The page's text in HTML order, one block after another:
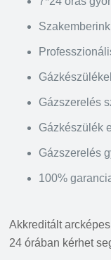
Gázszerelés
Gázkészülék
Gázszerelés
100%
Akkreditált
24 órában kérhet